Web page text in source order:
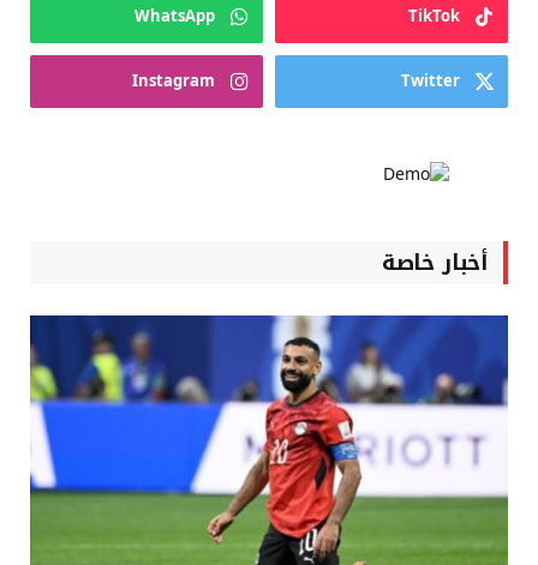
TikTok
WhatsApp
Twitter
Instagram
أخبار خاصة